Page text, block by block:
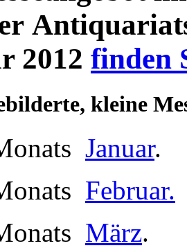
2012 finden
kleine
Januar.
Februar.
März.